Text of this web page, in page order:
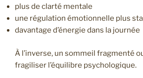
plus de clarté mentale
une régulation émotionnelle plus
davantage d’énergie dans la journée
À l’inverse, un sommeil fragmenté
fragiliser l’équilibre psychologique.